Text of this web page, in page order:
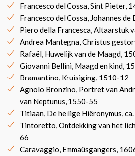
Francesco del Cossa, Sint Pieter,
Francesco del Cossa, Johannes
Piero della Francesca, Altaarstuk
Andrea Mantegna, Christus
Rafaël, Huwelijk van de Maagd,
Giovanni Bellini, Maagd en kind,
Bramantino, Kruisiging, 1510-12
Agnolo Bronzino, Portret van
van Neptunus, 1550-55
Titiaan, De heilige Hiëronymus,
Tintoretto, Ontdekking van het
66
Caravaggio, Emmaüsgangers,